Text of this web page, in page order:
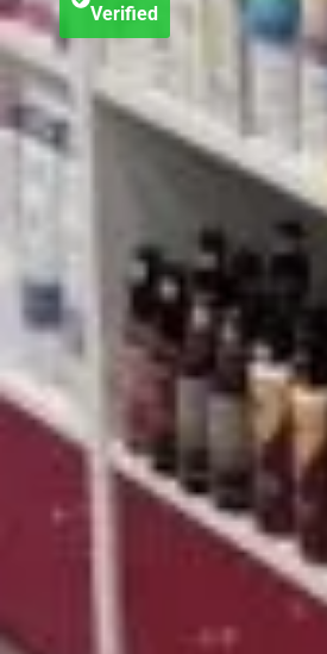
Verified